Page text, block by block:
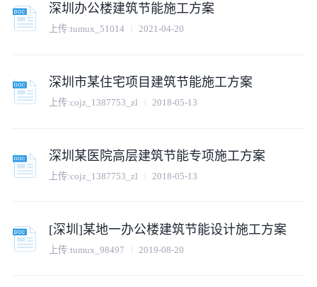
深圳办公楼建筑节能施工方案
上传:tumux_51014 2021-04-20
深圳市某住宅项目建筑节能施工方案
上传:cojz_1387753_zl 2018-05-13
深圳某医院高层建筑节能专项施工方案
上传:cojz_1387753_zl 2018-05-13
[深圳]某地一办公楼建筑节能设计施工方案
上传:tumux_98497 2019-08-20